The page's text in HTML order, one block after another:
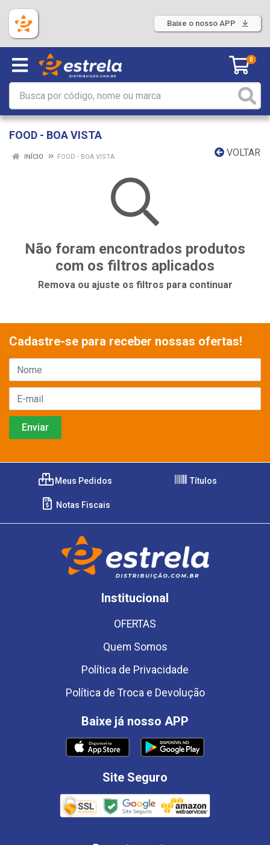
Baixe o nosso APP
0
FOOD - BOA VISTA
VOLTAR
INÍCIO FOOD - BOA VISTA
Não foram encontrados produtos
com os filtros aplicados
Remova ou ajuste os filtros para continuar
Cadastre-se para receber nossas ofertas!
Meus Pedidos Títulos
Notas Fiscais
Institucional
OFERTAS
Quem Somos
Política de Privacidade
Política de Troca e Devolução
Baixe já nosso APP
Site Seguro